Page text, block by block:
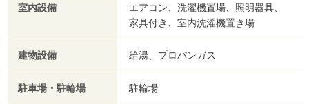
室内設備
エアコン、洗濯機置場、照明器具、
家具付き、室内洗濯機置き場
建物設備 給湯、プロパンガス
駐車場・駐輪場 駐輪場